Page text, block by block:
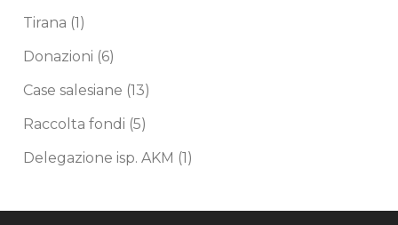
Tirana (1)
Donazioni (6)
Case salesiane (13)
Raccolta fondi (5)
Delegazione isp. AKM (1)